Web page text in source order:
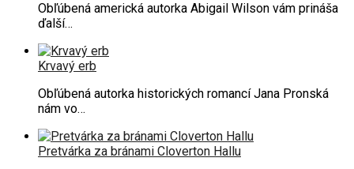
Obľúbená americká autorka Abigail Wilson vám prináša
ďalší…
Krvavý erb
Obľúbená autorka historických romancí Jana Pronská
nám vo…
Pretvárka za bránami Cloverton Hallu